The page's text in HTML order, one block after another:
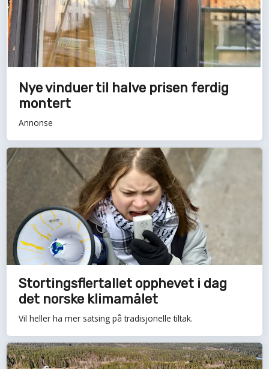
Nye vinduer til halve prisen ferdig
montert
Annonse
Stortingsflertallet opphevet i dag
det norske klimamålet
Vil heller ha mer satsing på tradisjonelle tiltak.